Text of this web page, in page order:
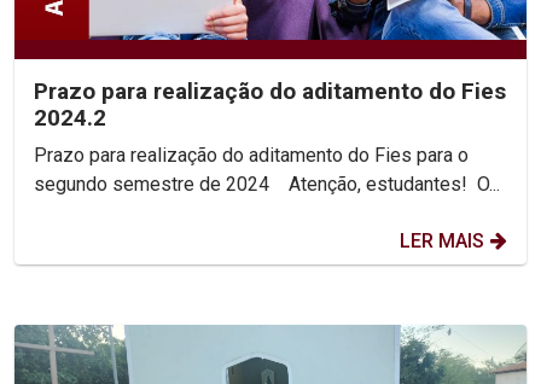
Prazo para realização do aditamento do Fies
2024.2
Prazo para realização do aditamento do Fies para o
segundo semestre de 2024 Atenção, estudantes! O...
LER MAIS